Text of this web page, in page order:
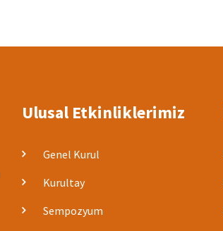
Ulusal Etkinliklerimiz
Genel Kurul
Kurultay
Sempozyum